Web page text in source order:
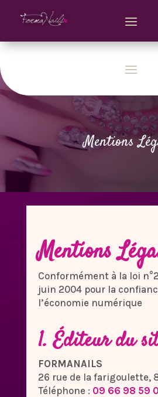
Mentions
Mentions
Conformément à la loi
juin 2004 pour la
l’économie numérique
1. Éditeur du
FORMANAILS
26 rue de la farigoulette,
Téléphone : 09 66 98 59